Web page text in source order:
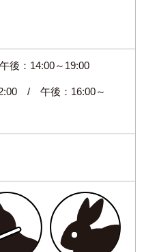
：14:00～19:00
/ 午後：16:00～